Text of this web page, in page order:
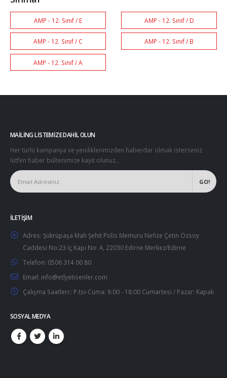
AMP - 12. Sınıf / E AMP - 12. Sınıf / D
AMP - 12. Sınıf / C AMP - 12. Sınıf / B
AMP - 12. Sınıf / A
MAILING LISTEMIZE DAHIL OLUN
Her türlü kampanya ve yeniliklerimizden haberdar olmak isterseniz
lütfen haber bültenimize kayıt olunuz..
İLETIŞIM
Adres: Şükrüpaşa Mah Şehit Polis Memuru Nefize Çetin Özsoy
Caddesi No:23 İç Kapı No: A, 22030 Edirne Merkez/Edirne
Telefon: 0506 314 00 80
Email: info@etlyetisenler.com
Çalışma Saatleri:: P.tsi-Cuma: 9:00 - 18:00 Cumartesi / Pazar: Kapalı
SOSYAL MEDYA